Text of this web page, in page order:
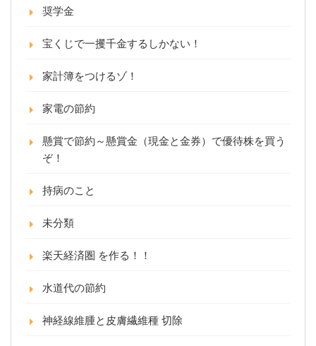
奨学金
宝くじで一攫千金するしかない！
家計簿をつけるゾ！
家電の節約
懸賞で節約～懸賞金（現金と金券）で優待株を買う
ぞ！
持病のこと
未分類
楽天経済圏 を作る！！
水道代の節約
神経線維腫と皮膚繊維種 切除